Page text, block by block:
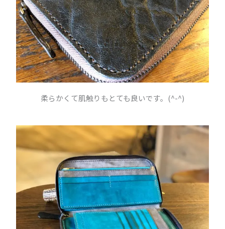
柔らかくて肌触りもとても良いです。(^-^)